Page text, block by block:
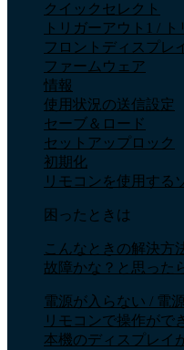
クイックセレクト
トリガーアウト1 /
フロントディスプレ
ファームウェア
情報
使用状況の送信設定
セーブ＆ロード
セットアップロック
初期化
リモコンを使用する
困ったときは
こんなときの解決方
故障かな？と思った
電源が入らない / 電
リモコンで操作がで
本機のディスプレイ